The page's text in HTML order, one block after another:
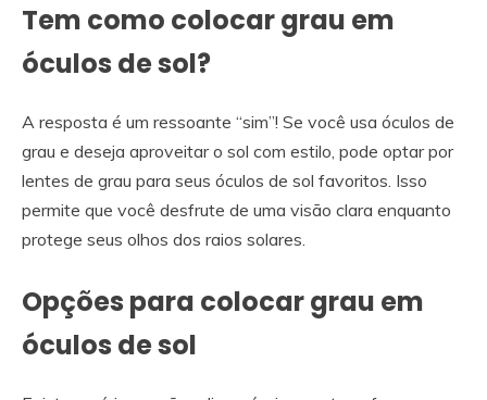
Tem como colocar grau em
óculos de sol?
A resposta é um ressoante “sim”! Se você usa óculos de
grau e deseja aproveitar o sol com estilo, pode optar por
lentes de grau para seus óculos de sol favoritos. Isso
permite que você desfrute de uma visão clara enquanto
protege seus olhos dos raios solares.
Opções para colocar grau em
óculos de sol